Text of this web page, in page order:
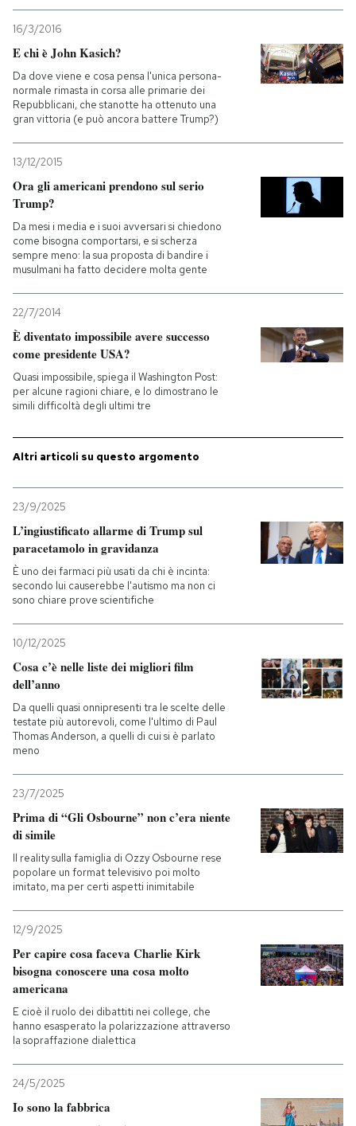
Entra
16/3/2016
E chi è John Kasich?
Da dove viene e cosa pensa l'unica persona-
normale rimasta in corsa alle primarie dei
Repubblicani, che stanotte ha ottenuto una
gran vittoria (e può ancora battere Trump?)
13/12/2015
Ora gli americani prendono sul serio
Trump?
Da mesi i media e i suoi avversari si chiedono
come bisogna comportarsi, e si scherza
sempre meno: la sua proposta di bandire i
musulmani ha fatto decidere molta gente
22/7/2014
È diventato impossibile avere successo
come presidente USA?
Quasi impossibile, spiega il Washington Post:
per alcune ragioni chiare, e lo dimostrano le
simili difficoltà degli ultimi tre
Altri articoli su questo argomento
23/9/2025
L’ingiustificato allarme di Trump sul
paracetamolo in gravidanza
È uno dei farmaci più usati da chi è incinta:
secondo lui causerebbe l'autismo ma non ci
sono chiare prove scientifiche
10/12/2025
Cosa c’è nelle liste dei migliori film
dell’anno
Da quelli quasi onnipresenti tra le scelte delle
testate più autorevoli, come l'ultimo di Paul
Thomas Anderson, a quelli di cui si è parlato
meno
23/7/2025
Prima di “Gli Osbourne” non c’era niente
di simile
Il reality sulla famiglia di Ozzy Osbourne rese
popolare un format televisivo poi molto
imitato, ma per certi aspetti inimitabile
12/9/2025
Per capire cosa faceva Charlie Kirk
bisogna conoscere una cosa molto
americana
E cioè il ruolo dei dibattiti nei college, che
hanno esasperato la polarizzazione attraverso
la sopraffazione dialettica
24/5/2025
Io sono la fabbrica